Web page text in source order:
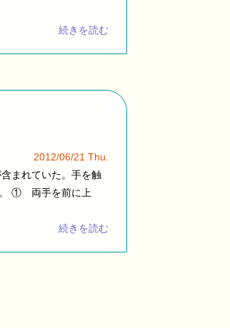
続きを読む
2012/06/21 Thu.
まれていた。手を触
。 ① 両手を前に上
続きを読む